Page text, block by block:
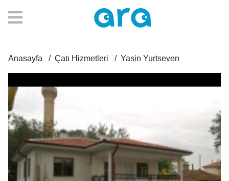
Anasayfa Çatı Hizmetleri Yasin Yurtseven